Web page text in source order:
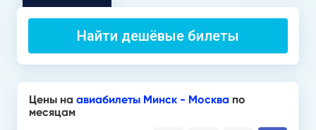
Найти дешёвые билеты
Цены на авиабилеты Минск - Москва по
месяцам